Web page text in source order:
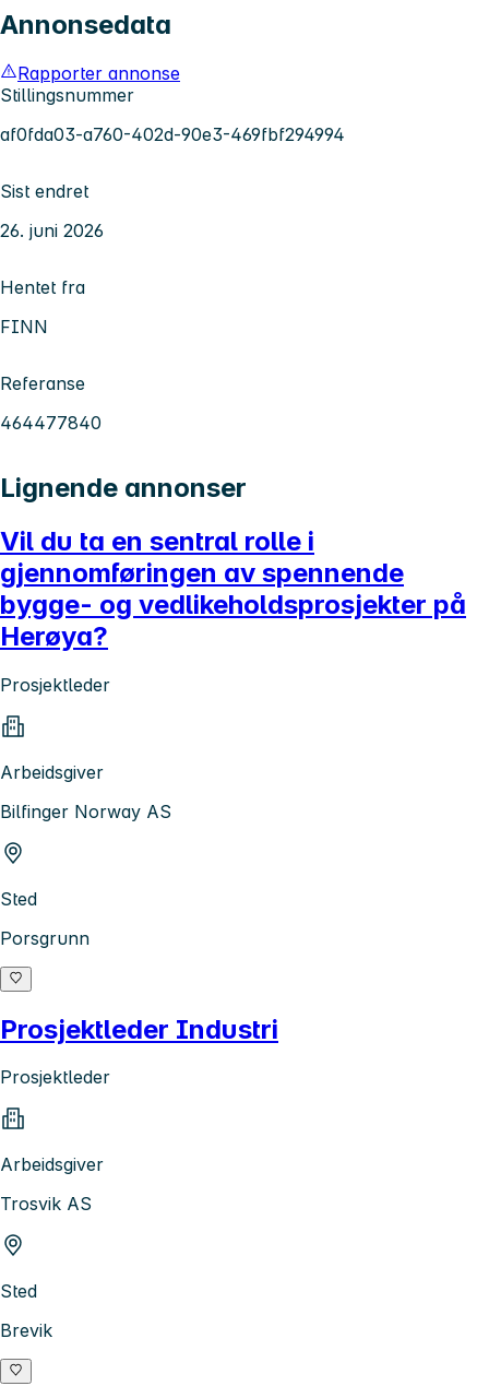
Annonsedata
Rapporter annonse
Stillingsnummer
af0fda03-a760-402d-90e3-469fbf294994
Sist endret
26. juni 2026
Hentet fra
FINN
Referanse
464477840
Lignende annonser
Vil du ta en sentral rolle i
gjennomføringen av spennende
bygge- og vedlikeholdsprosjekter på
Herøya?
Prosjektleder
Arbeidsgiver
Bilfinger Norway AS
Sted
Porsgrunn
Prosjektleder Industri
Prosjektleder
Arbeidsgiver
Trosvik AS
Sted
Brevik